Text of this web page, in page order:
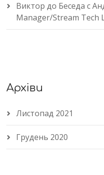
Виктор до Беседа с
Manager/Stream Tech
Архіви
Листопад 2021
Грудень 2020